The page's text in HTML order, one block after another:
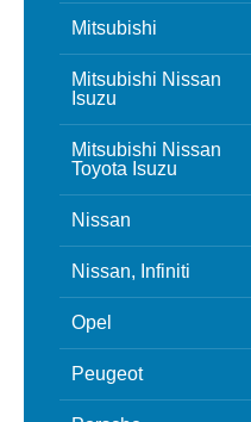
Mitsubishi
Mitsubishi Nissan
Isuzu
Mitsubishi Nissan
Toyota Isuzu
Nissan
Nissan, Infiniti
Opel
Peugeot